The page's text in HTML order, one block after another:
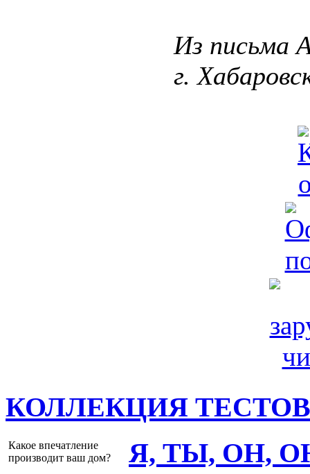
Из письма
г.
КОЛЛЕКЦИЯ ТЕСТОВ
Какое впечатление
производит ваш дом?
Я, ТЫ, ОН,